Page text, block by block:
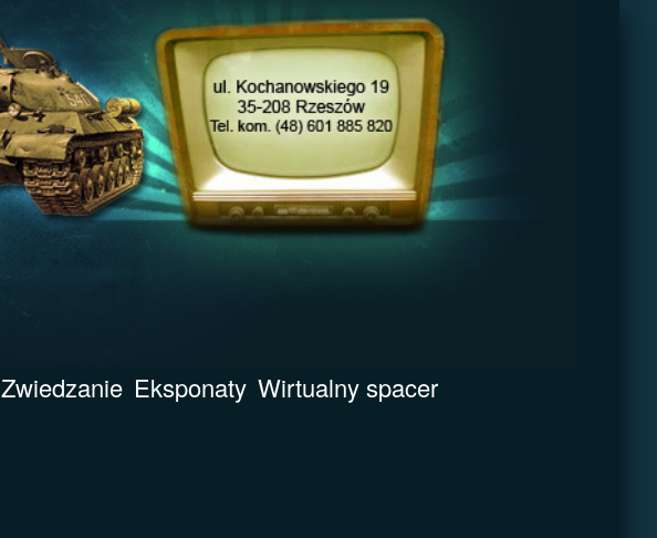
Zwiedzanie Eksponaty Wirtualny spacer